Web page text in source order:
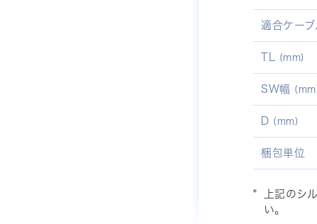
適合ケーブ
TL (mm)
SW幅
D (mm)
梱包単位
上記のシ
い。